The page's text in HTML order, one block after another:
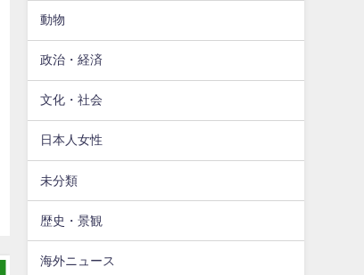
動物
政治・経済
文化・社会
日本人女性
未分類
歴史・景観
海外ニュース